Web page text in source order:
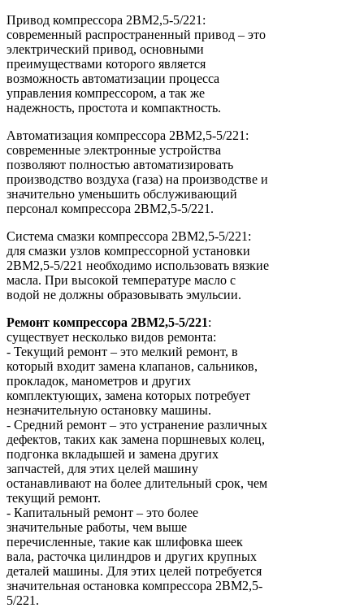
Привод компрессора 2ВМ2,5-5/221:
современный распространенный привод – это
электрический привод, основными
преимуществами которого является
возможность автоматизации процесса
управления компрессором, а так же
надежность, простота и компактность.
Автоматизация компрессора 2ВМ2,5-5/221:
современные электронные устройства
позволяют полностью автоматизировать
производство воздуха (газа) на производстве и
значительно уменьшить обслуживающий
персонал компрессора 2ВМ2,5-5/221.
Система смазки компрессора 2ВМ2,5-5/221:
для смазки узлов компрессорной установки
2ВМ2,5-5/221 необходимо использовать вязкие
масла. При высокой температуре масло с
водой не должны образовывать эмульсии.
Ремонт компрессора 2ВМ2,5-5/221:
существует несколько видов ремонта:
- Текущий ремонт – это мелкий ремонт, в
который входит замена клапанов, сальников,
прокладок, манометров и других
комплектующих, замена которых потребует
незначительную остановку машины.
- Средний ремонт – это устранение различных
дефектов, таких как замена поршневых колец,
подгонка вкладышей и замена других
запчастей, для этих целей машину
останавливают на более длительный срок, чем
текущий ремонт.
- Капитальный ремонт – это более
значительные работы, чем выше
перечисленные, такие как шлифовка шеек
вала, расточка цилиндров и других крупных
деталей машины. Для этих целей потребуется
значительная остановка компрессора 2ВМ2,5-
5/221.